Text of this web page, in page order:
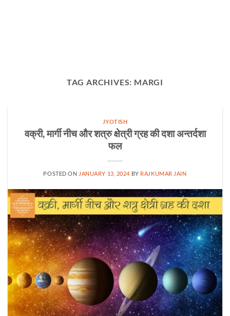
TAG ARCHIVES: MARGI
JYOTISH
वक्री, मार्गी नीच और शत्रु क्षेत्री ग्रह की दशा अन्तर्दशा
फल
POSTED ON JANUARY 13, 2024 BY RAJKUMAR JAIN